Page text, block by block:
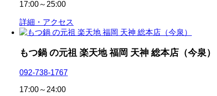
17:00～25:00
詳細・アクセス
もつ鍋 の元祖 楽天地 福岡 天神 総本店（今泉）
092-738-1767
17:00～24:00